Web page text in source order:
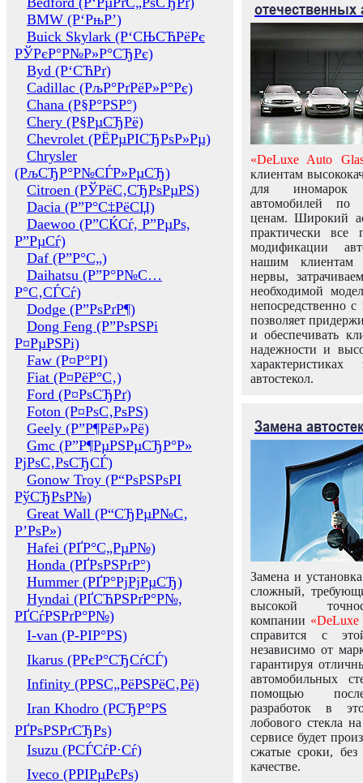
BMW (Р‘РњР’)
Buick Skylark (Р‘СЊСЋРёРє
РЎРєР°Р№Р»Р°СЂРє)
Byd (Р‘СЋРґ)
Cadillac (РљР°РґРёР»Р°Рє)
Chana (Р§Р°РЅР°)
Chery (Р§РµСЂРё)
Chevrolet (РЁРµРІСЂРѕР»Рµ)
Chrysler
(РљСЂР°Р№СЃР»РµСЂ)
Citroen (РЎРёС‚СЂРѕРµРЅ)
Dacia (Р”Р°С‡РёСЏ)
Daewoo (Р”СЌСѓ, Р”РµРѕ,
Р”РµСѓ)
Daf (Р”Р°С„)
Daihatsu (Р”Р°Р№С…
Р°С‚СЃСѓ)
Dodge (Р”РѕРґР¶)
Dong Feng (Р”РѕРЅРі
Р¤РµРЅРі)
Faw (Р¤Р°РІ)
Fiat (Р¤РёР°С‚)
Ford (Р¤РѕСЂРґ)
Foton (Р¤РѕС‚РѕРЅ)
Geely (Р”Р¶РёР»Рё)
Gmc (Р”Р¶РµРЅРµСЂР°Р»
РјРѕС‚РѕСЂСЃ)
Gonow Troy (Р“РѕРЅРѕРІ
РўСЂРѕР№)
Great Wall (Р“СЂРµР№С‚
Р’РѕР»)
Hafei (РҐР°С„РµР№)
Honda (РҐРѕРЅРґР°)
Hummer (РҐР°РјРјРµСЂ)
Hyndai (РҐСЋРЅРґР°Р№,
РҐСѓРЅРґР°Р№)
I-van (Р-РІР°РЅ)
Ikarus (РРєР°СЂСѓСЃ)
Infinity (РРЅС„РёРЅРёС‚Рё)
Iran Khodro (РСЂР°РЅ
РҐРѕРЅРґСЂРѕ)
Isuzu (РСЃСѓР·Сѓ)
Iveco (РРІРµРєРѕ)
отечественных
«DeLuxe Auto
клиентам
для иномарок
автомобилей
ценам. Широкий
практически все
модификации
нашим клиентам
нервы,
необходимой
непосредственно
позволяет
и обеспечивать
надежности и
автостекол.
Замена
Замена и
сложный,
высокой
компании «DeLuxe
справится с
независимо от
гарантируя
автомобильных
помощью
разработок в
лобового стекла
сервисе будет
сжатые сроки,
качестве.